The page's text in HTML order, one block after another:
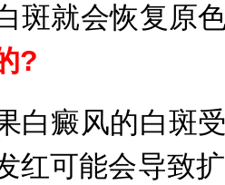
斑就会恢复原
?
癜风的白斑受
红可能会导致